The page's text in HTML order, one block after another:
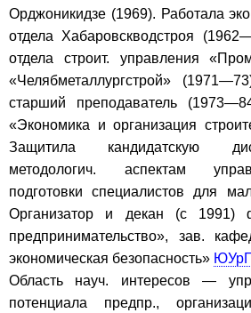
Орджоникидзе (1969). Работала
отдела Хабаровскводстроя
отдела строит. управления
«Челябметаллургстрой»
старший преподаватель
«Экономика и организация
Защитила кандидатскую
методологич. аспектам
подготовки специалистов для
Организатор и декан (с 1991)
предпринимательство», зав.
экономическая безопасность»
Область науч. интересов —
потенциала предпр.,